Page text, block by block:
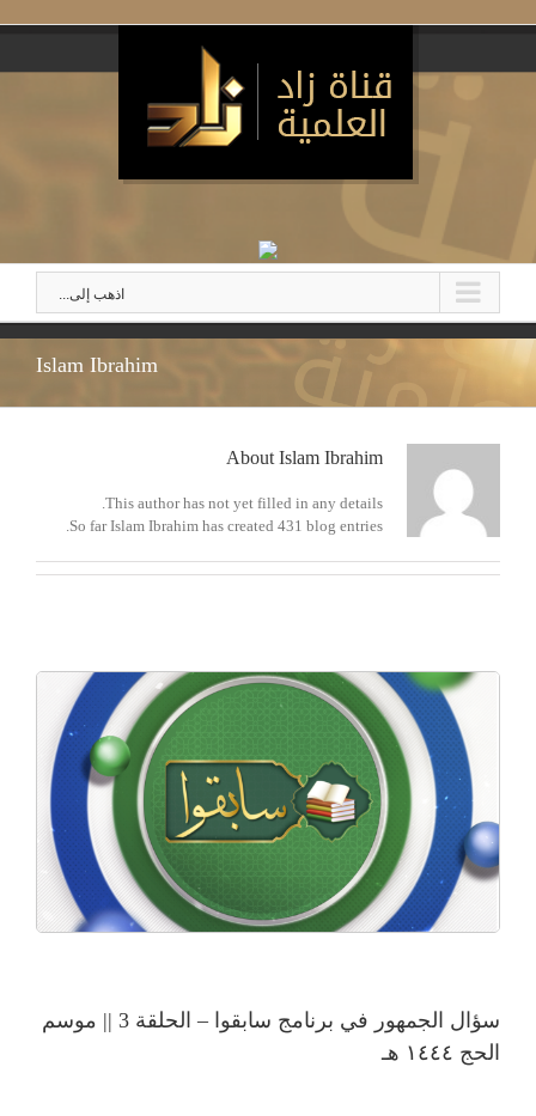
اذهب إلى...
Islam Ibrahim
About Islam Ibrahim
This author has not yet filled in any details.
So far Islam Ibrahim has created 431 blog entries.
سؤال الجمهور في برنامج سابقوا – الحلقة 3 || موسم
الحج ١٤٤٤ هـ